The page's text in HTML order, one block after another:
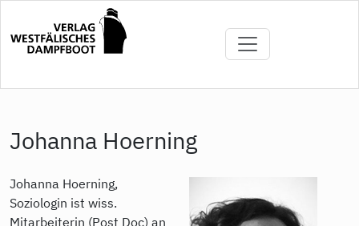
Inhalt
Johanna Hoerning
Johanna Hoerning,
Soziologin ist wiss.
Mitarbeiterin (Post Doc) an